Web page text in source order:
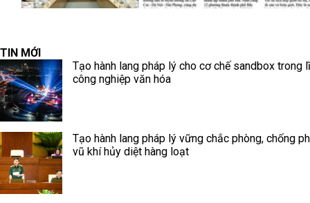
TIN MỚI
Tạo hành lang pháp lý cho cơ chế sandbox trong
công nghiệp văn hóa
Tạo hành lang pháp lý vững chắc phòng, chống
vũ khí hủy diệt hàng loạt